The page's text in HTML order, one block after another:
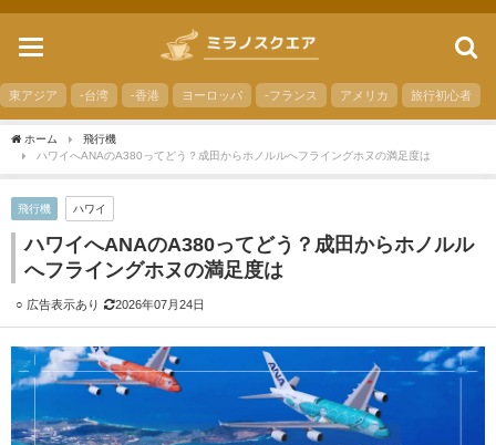
toggle
東アジア -台湾 -香港 ヨーロッパ -フランス アメリカ 旅行初心者
ホーム
飛行機
ハワイへANAのA380ってどう？成田からホノルルへフライングホヌの満足度は
飛行機 ハワイ
ハワイへANAのA380ってどう？成田からホノルル
へフライングホヌの満足度は
2026年07月24日